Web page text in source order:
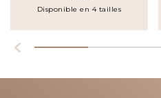
Disponible en 4 tailles